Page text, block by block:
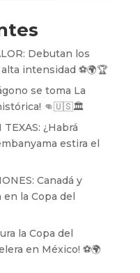
Debutan los
intensidad ⚽️🌍🏆
se toma La
👊🇺🇸🏛️
¿Habrá
estira el
Canadá y
la Copa del
la Copa del
en México! ⚽️🌍